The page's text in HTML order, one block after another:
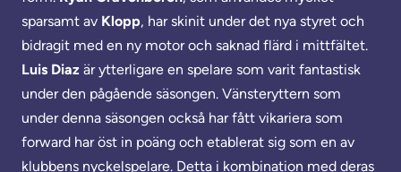
sparsamt av Klopp, har skinit under det nya styret och
bidragit med en ny motor och saknad flärd i mittfältet.
Luis Diaz är ytterligare en spelare som varit fantastisk
under den pågående säsongen. Vänsteryttern som
under denna säsongen också har fått vikariera som
forward har öst in poäng och etablerat sig som en av
klubbens nyckelspelare. Detta i kombination med deras